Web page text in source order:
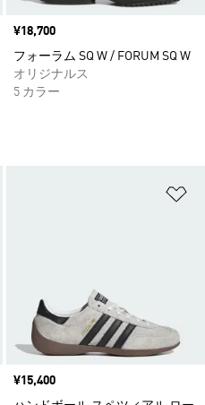
価格
¥18,700
フォーラム SQ W / FORUM SQ W
オリジナルス
5 カラー
価格
¥15,400